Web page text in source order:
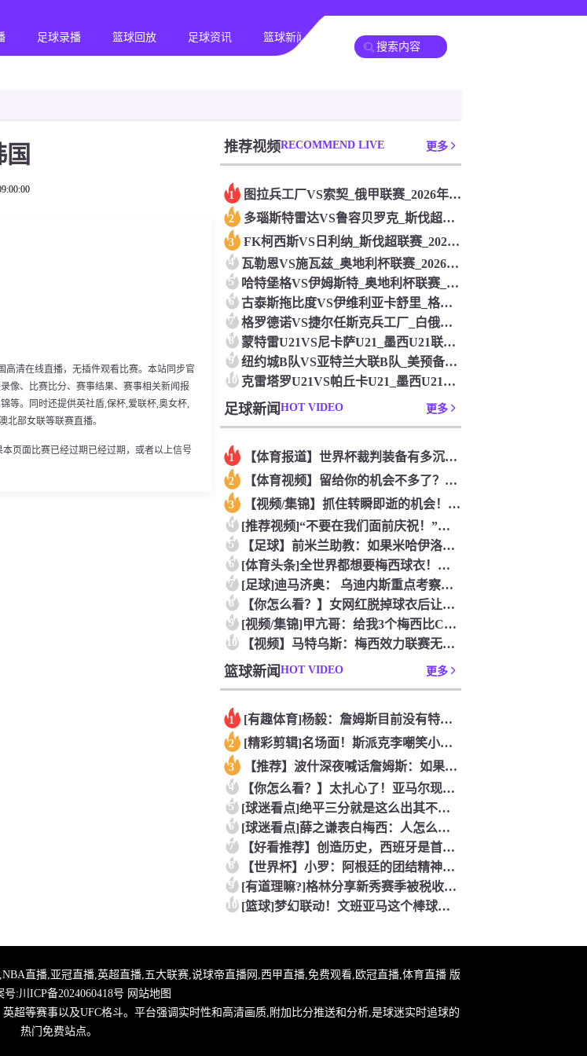
足球录播 篮球回放 足球资讯 篮球新闻 其他联赛
高清在线直播，无插件观看比赛。本站同步官
像、比赛比分、赛事结果、赛事相关新闻报
等。同时还提供英社盾,保杯,爱联杯,奥女杯,
北部女联等联赛直播。
页面比赛已经过期已经过期，或者以上信号
推荐视频RECOMMEND LIVE 更多
1 图拉兵工厂VS索契_俄甲联赛_2026年07月26日
2 多瑙斯特雷达VS鲁容贝罗克_斯伐超联赛_2026年07月26
3 FK柯西斯VS日利纳_斯伐超联赛_2026年07月26日
4 瓦勒恩VS施瓦兹_奥地利杯联赛_2026年07月26日
5 哈特堡格VS伊姆斯特_奥地利杯联赛_2026年07月26日
6 古泰斯拖比度VS伊维利亚卡舒里_格鲁杯联赛_2026年07月
7 格罗德诺VS捷尔任斯克兵工厂_白俄杯联赛_2026年07月2
8 蒙特雷U21VS尼卡萨U21_墨西U21联赛_2026年07
9 纽约城B队VS亚特兰大联B队_美预备联联赛_2026年07月
10 克雷塔罗U21VS帕丘卡U21_墨西U21联赛_2026年0
足球新闻 HOT VIDEO 更多
1 【体育报道】世界杯裁判装备有多沉？马宁：差不多两三公斤
2 【体育视频】留给你的机会不多了？阿芳能否找回巅峰期的状态？
3 【视频/集锦】抓住转瞬即逝的机会！名场面：克罗斯完美传球助攻
4 [推荐视频]“不要在我们面前庆祝！”阿根廷球迷怒斥西班牙球迷
5 【足球】前米兰助教：如果米哈伊洛维奇没下课，米兰可以在201
6 [体育头条]全世界都想要梅西球衣！大马丁吐槽：每场印两三百件
7 [足球]迪马济奥： 乌迪内斯重点考察米兰中场邦多，但尚未展开
8 【你怎么看？】女网红脱掉球衣后让阿根廷男球迷懵逼
9 [视频/集锦]甲亢哥：给我3个梅西比C罗强的理由？MMA 选
10 【视频】马特乌斯：梅西效力联赛无法与姆哈凯相比，他们是在欧洲
篮球新闻 HOT VIDEO 更多
1 [有趣体育]杨毅：詹姆斯目前没有特别合适的下家 他今夏最失策
2 [精彩剪辑]名场面！斯派克李嘲笑小伙：年轻人不懂球！我现场看
3 【推荐】波什深夜喊话詹姆斯：如果我是詹姆斯，我会选择迈阿密！
4 【你怎么看？】太扎心了！亚马尔现任女友昔日采访：毫无疑问更喜
5 [球迷看点]绝平三分就是这么出其不意！
6 [球迷看点]薛之谦表白梅西：人怎么可能赢一辈子对吧，但爱你一
7 【好看推荐】创造历史，西班牙是首支在北美夺世界杯冠军的欧洲球
8 【世界杯】小罗：阿根廷的团结精神十分动人，他们还有梅西一锤定
9 [有道理嘛?]格林分享新秀赛季被税收教育：预支6万到手只有2
10 [篮球]梦幻联动！文班亚马这个棒球投球动作你打几分？
直播,亚冠直播,英超直播,五大联赛,说球帝直播网,西甲直播,免费观看,欧冠直播,体育直播 版
号:川ICP备2024060418号 网站地图
超等赛事以及UFC格斗。平台强调实时性和高清画质,附加比分推送和分析,是球迷实时追球的
热门免费站点。